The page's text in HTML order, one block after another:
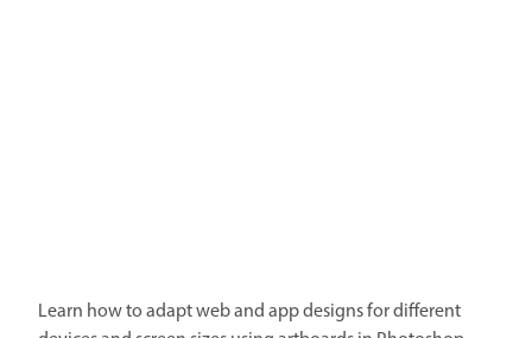
Learn how to adapt web and app designs for different